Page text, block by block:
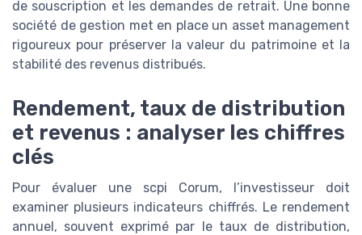
de souscription et les demandes de retrait. Une bonne
société de gestion met en place un asset management
rigoureux pour préserver la valeur du patrimoine et la
stabilité des revenus distribués.
Rendement, taux de distribution
et revenus : analyser les chiffres
clés
Pour évaluer une scpi Corum, l’investisseur doit
examiner plusieurs indicateurs chiffrés. Le rendement
annuel, souvent exprimé par le taux de distribution,